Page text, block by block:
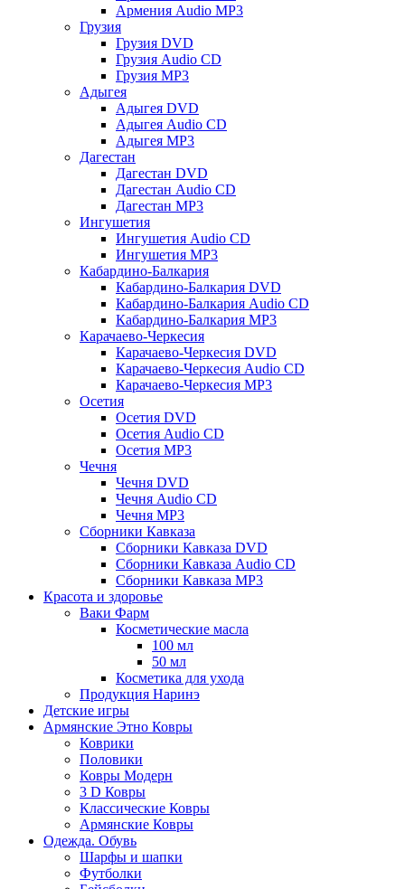
Армения Audio MP3
Грузия
Грузия DVD
Грузия Audio CD
Грузия MP3
Адыгея
Адыгея DVD
Адыгея Audio CD
Адыгея MP3
Дагестан
Дагестан DVD
Дагестан Audio CD
Дагестан MP3
Ингушетия
Ингушетия Audio CD
Ингушетия MP3
Кабардино-Балкария
Кабардино-Балкария DVD
Кабардино-Балкария Audio CD
Кабардино-Балкария MP3
Карачаево-Черкесия
Карачаево-Черкесия DVD
Карачаево-Черкесия Audio CD
Карачаево-Черкесия MP3
Осетия
Осетия DVD
Осетия Audio CD
Осетия MP3
Чечня
Чечня DVD
Чечня Audio CD
Чечня MP3
Сборники Кавказа
Сборники Кавказа DVD
Сборники Кавказа Audio CD
Сборники Кавказа MP3
Красота и здоровье
Ваки Фарм
Косметические масла
100 мл
50 мл
Косметика для ухода
Продукция Наринэ
Детские игры
Армянские Этно Ковры
Коврики
Половики
Ковры Модерн
3 D Ковры
Классические Ковры
Армянские Ковры
Одежда. Обувь
Шарфы и шапки
Футболки